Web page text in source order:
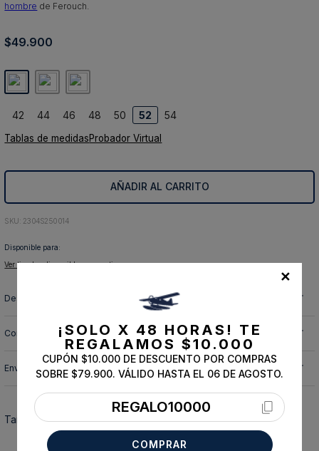
hombre de Ferouch.
$49.900
42 44 46 48 50 52 54
Tablas de medidasProbador Virtual
AÑADIR AL CARRITO
: 2304S250014
Disponible para:
Ver tiendas disponibles para retiro
Descripción y cuidado de la prenda
Composición
Envíos, cambios y devoluciones
También te podría interesar
✕
¡SOLO X 48 HORAS! TE
REGALAMOS $10.000
CUPÓN $10.000 DE DESCUENTO POR COMPRAS
SOBRE $79.900. VÁLIDO HASTA EL 06 DE AGOSTO.
REGALO10000
COMPRAR
6.
jeans
8.
chaqueta
9.
poleron
10. abrigo